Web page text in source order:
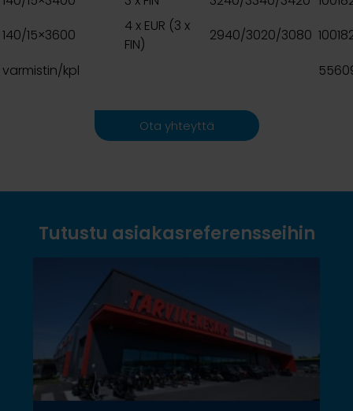
140/15×3600
4 x EUR (3 x
FIN)
2940/3020/3080
varmistin/kpl
Ota yhteyttä
Tutustu asiakasreferensseihin